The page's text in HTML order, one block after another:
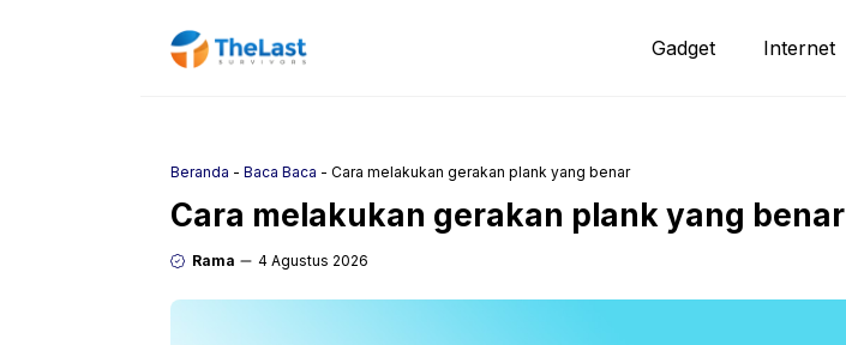
Gadget Internet
Beranda - Baca Baca - Cara melakukan gerakan plank yang benar
Cara melakukan gerakan plank yang benar
Rama 4 Agustus 2026